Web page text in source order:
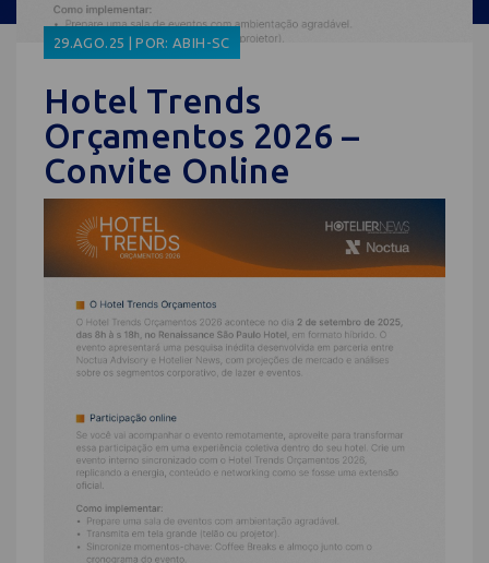
29.AGO.25 | POR: ABIH-SC
Hotel Trends
Orçamentos 2026 –
Convite Online